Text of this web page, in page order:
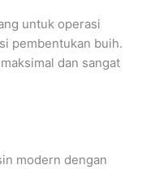
untuk operasi
pembentukan buih.
dan sangat
modern dengan